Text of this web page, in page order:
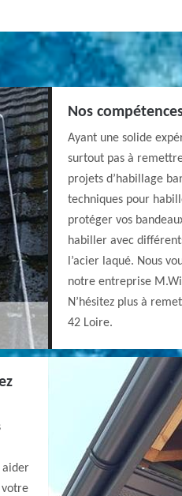
Nos
Ayant une solide
surtout pas à
projets d’habillage
techniques pour
protéger vos
habiller avec
l’acier laqué. Nous
notre entreprise
N’hésitez plus à
42 Loire.
aider
votre